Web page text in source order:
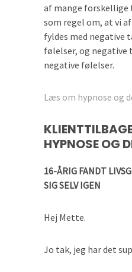
af mange forskellige
som regel om, at vi
fyldes med negative
følelser, og negative
negative følelser.
Læs om hypnose og
HYPNOSE OG
16-ÅRIG FANDT
SIG SELV IGEN
Hej Mette.
Jo tak, jeg har det